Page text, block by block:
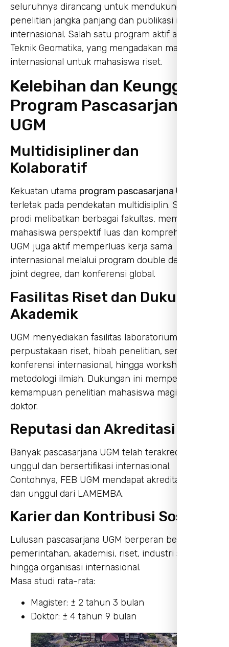
seluruhnya dirancang untuk mendukung
penelitian jangka panjang dan publikasi ilmiah
internasional. Salah satu program aktif adalah S3
Teknik Geomatika, yang mengadakan masterclass
internasional untuk mahasiswa riset.
Kelebihan dan Keunggulan
Program Pascasarjana
UGM
Multidisipliner dan
Kolaboratif
Kekuatan utama program pascasarjana UGM
terletak pada pendekatan multidisiplin. Setiap
prodi melibatkan berbagai fakultas, memberikan
mahasiswa perspektif luas dan komprehensif.
UGM juga aktif memperluas kerja sama
internasional melalui program double degree,
joint degree, dan konferensi global.
Fasilitas Riset dan Dukungan
Akademik
UGM menyediakan fasilitas laboratorium,
perpustakaan riset, hibah penelitian, seminar,
konferensi internasional, hingga workshop
metodologi ilmiah. Dukungan ini memperkuat
kemampuan penelitian mahasiswa magister dan
doktor.
Reputasi dan Akreditasi
Banyak pascasarjana UGM telah terakreditasi
unggul dan bersertifikasi internasional.
Contohnya, FEB UGM mendapat akreditasi AACSB
dan unggul dari LAMEMBA.
Karier dan Kontribusi Sosial
Lulusan pascasarjana UGM berperan besar dalam
pemerintahan, akademisi, riset, industri swasta,
hingga organisasi internasional.
Masa studi rata-rata:
Magister: ± 2 tahun 3 bulan
Doktor: ± 4 tahun 9 bulan